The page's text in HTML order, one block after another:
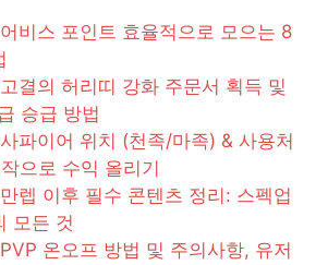
비스 포인트 효율적으로 모으는 8
결의 허리띠 강화 주문서 획득 및
승급 방법
파이어 위치 (천족/마족) & 사용처
작으로 수익 올리기
렙 이후 필수 콘텐츠 정리: 스펙업
모든 것
온오프 방법 및 주의사항, 유저